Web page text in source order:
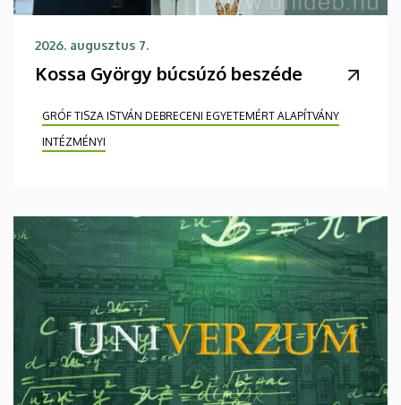
2026. augusztus 7.
Kossa György búcsúzó beszéde
GRÓF TISZA ISTVÁN DEBRECENI EGYETEMÉRT ALAPÍTVÁNY
INTÉZMÉNYI